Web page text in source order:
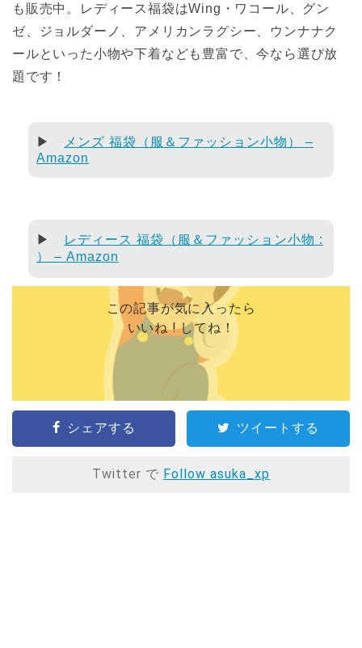
も販売中。レディース福袋はWing・ワコール、グン
ゼ、ジョルダーノ、アメリカンラグシー、ウンナナク
ールといった小物や下着なども豊富で、今なら選び放
題です！
▶
メンズ 福袋（服＆ファッション小物） –
Amazon
▶
レディース 福袋（服＆ファッション小物 :
） – Amazon
この記事が気に入ったら
いいね ! してね！
シェアする ツイートする
Twitter で Follow asuka_xp